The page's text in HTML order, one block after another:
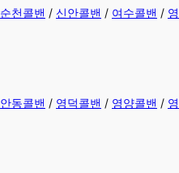
순천콜밴 / 신안콜밴 / 여수콜밴 /
안동콜밴 / 영덕콜밴 / 영양콜밴 /